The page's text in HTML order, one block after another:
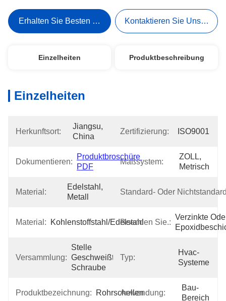
Erhalten Sie Besten Preis Kontaktieren Sie Uns Jetzt
Einzelheiten Produktbeschreibung
Einzelheiten
Herkunftsort:
Jiangsu,
China
Zertifizierung: ISO9001
Dokumentieren:
Produktbroschüre
PDF
Maßsystem:
ZOLL,
Metrisch
Material:
Edelstahl,
Metall
Standard- Oder
Material: Kohlenstoffstahl/EdelstahlBeenden Sie.:
Verzinkte
Versammlung:
Stelle
Geschweißte
Schraube
Typ:
Hvac-
Systeme
Produktbezeichnung: Rohrschellen
Anwendung:
Bau-
Bereich